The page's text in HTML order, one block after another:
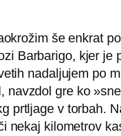
še enkrat
Barbarigo, kjer je
nadaljujem po
gre ko
prtljage v torbah.
nekaj kilometrov